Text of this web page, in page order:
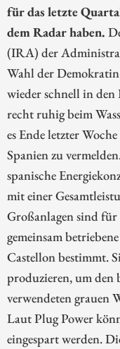
für das letzte
dem Radar haben.
(IRA) der
Wahl der
wieder schnell in den
recht ruhig beim
es Ende letzter
Spanien zu
spanische
mit einer
Großanlagen sind
gemeinsam
Castellon bestimmt.
produzieren, um
verwendeten grauen
Laut Plug Power
eingespart werden.